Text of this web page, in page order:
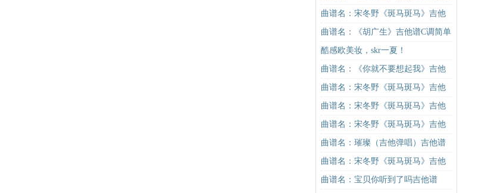
谱
进阶版（酷音小伟吉他弹唱教学）
吉他谱
曲谱名：宋冬野《斑马斑马》吉他
谱C调简单版（酷音小伟吉他教学）
吉他谱
曲谱名：《胡广生》吉他谱C调简单
版（酷音小伟吉他弹唱教学）吉他
谱
酷感欧美妆，skr一夏！
曲谱名：《你就不要想起我》吉他
谱C调简单版吉他谱
曲谱名：宋冬野《斑马斑马》吉他
谱G调初级进阶版（酷音小伟吉他教
学）吉他谱
曲谱名：宋冬野《斑马斑马》吉他
谱C调简单版（酷音小伟吉他教学）
吉他谱
曲谱名：宋冬野《斑马斑马》吉他
谱C调简单版（酷音小伟吉他教学）
吉他谱
曲谱名：璀璨（吉他弹唱）吉他谱
曲谱名：宋冬野《斑马斑马》吉他
谱G调初级进阶版（酷音小伟吉他教
曲谱名：宝贝你听到了吗吉他谱